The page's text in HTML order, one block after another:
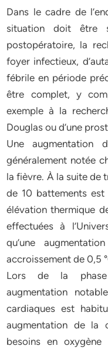
Dans le cadre de
situation doit être
postopératoire, la
foyer infectieux,
fébrile en période
être complet, y
exemple à la
Douglas ou d’une
Une augmentation
généralement notée
la fièvre. À la suite de
de 10 battements est
élévation thermique
effectuées à
qu’une
accroissement de 0,5
Lors de la phase
augmentation
cardiaques est
augmentation de la
besoins en